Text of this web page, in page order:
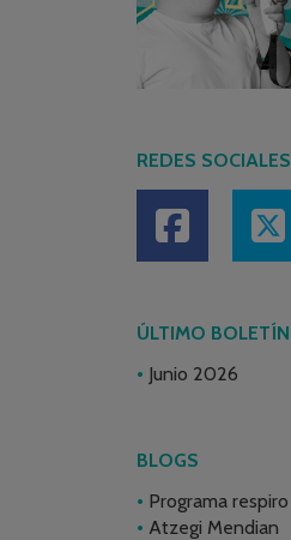
REDES SOCIALES
ÚLTIMO BOLETÍN
Junio 2026
BLOGS
Programa respiro
Atzegi Mendian